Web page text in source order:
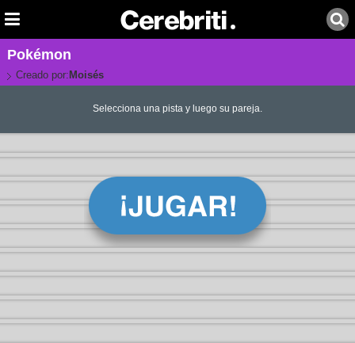
Pokémon
Creado por: Moisés
Selecciona una pista y luego su pareja.